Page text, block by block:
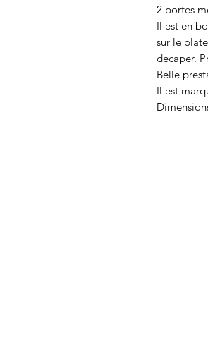
2 portes
Il est en
sur le
decaper.
Belle
Il est